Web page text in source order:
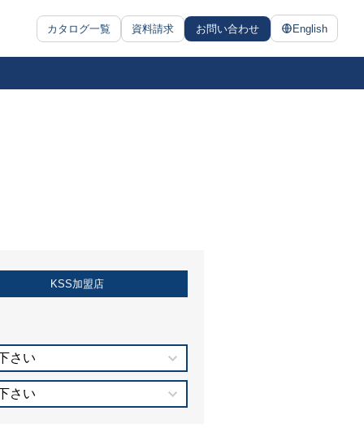
カタログ一覧 資料請求 お問い合わせ English
KSS加盟店
さい
さい